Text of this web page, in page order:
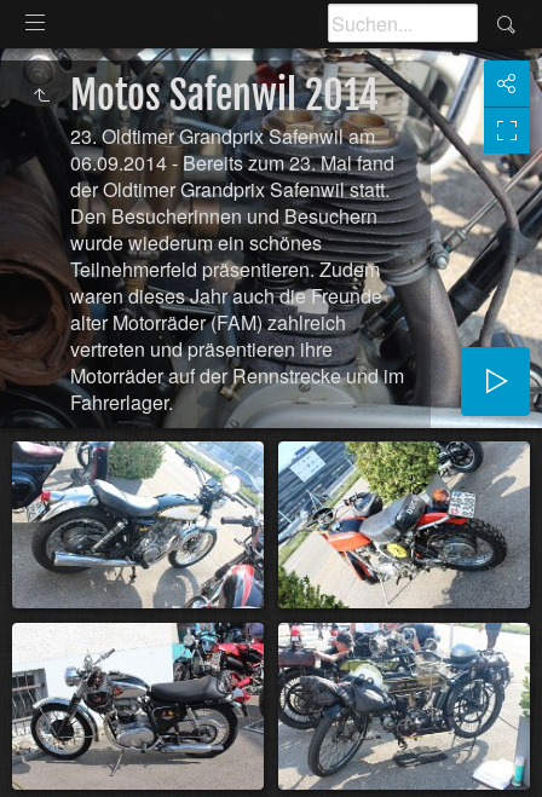
Motos Safenwil 2014
23. Oldtimer Grandprix Safenwil am
06.09.2014 - Bereits zum 23. Mal fand
der Oldtimer Grandprix Safenwil statt.
Den Besucherinnen und Besuchern
wurde wiederum ein schönes
Teilnehmerfeld präsentieren. Zudem
waren dieses Jahr auch die Freunde
alter Motorräder (FAM) zahlreich
vertreten und präsentieren ihre
Motorräder auf der Rennstrecke und im
Fahrerlager.